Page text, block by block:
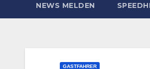
NEWS MELDEN
GASTFAHRER